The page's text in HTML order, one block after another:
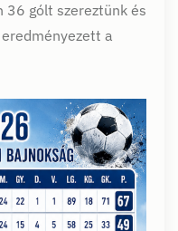
36 gólt szereztünk és
a